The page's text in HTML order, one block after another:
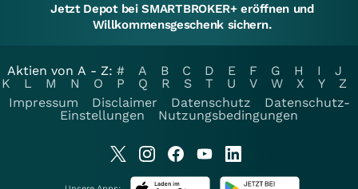
Jetzt Depot bei SMARTBROKER+ eröffnen und
Willkommensgeschenk sichern.
Aktien von A - Z: # A B C D E F G H I
J
K
L M N O P Q R S T U V W X Y
Z
Impressum
Disclaimer Datenschutz
Datenschutz-
Einstellungen
Nutzungsbedingungen